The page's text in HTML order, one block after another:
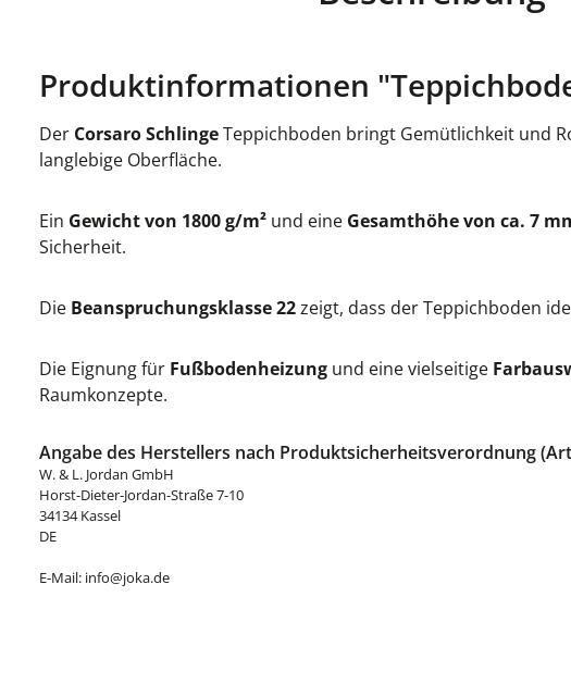
Produktinformationen
Der Corsaro SchlingeTeppichboden bringt Gemütlichkeit und
langlebige Oberfläche.
Ein Gewicht von 1800 g/m² und eine Gesamthöhe von ca. 7
Sicherheit.
Die Beanspruchungsklasse 22zeigt, dass der Teppichboden
Die Eignung für Fußbodenheizung und eine vielseitige
Raumkonzepte.
Angabe des Herstellers nach Produktsicherheitsverordnung
W. & L. Jordan GmbH
Horst-Dieter-Jordan-Straße 7-10
34134 Kassel
DE
E-Mail: info@joka.de